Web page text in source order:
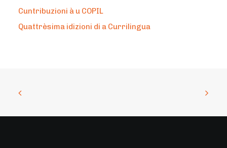
Cuntribuzioni à u COPIL
Quattrèsima idizioni di a Currilingua